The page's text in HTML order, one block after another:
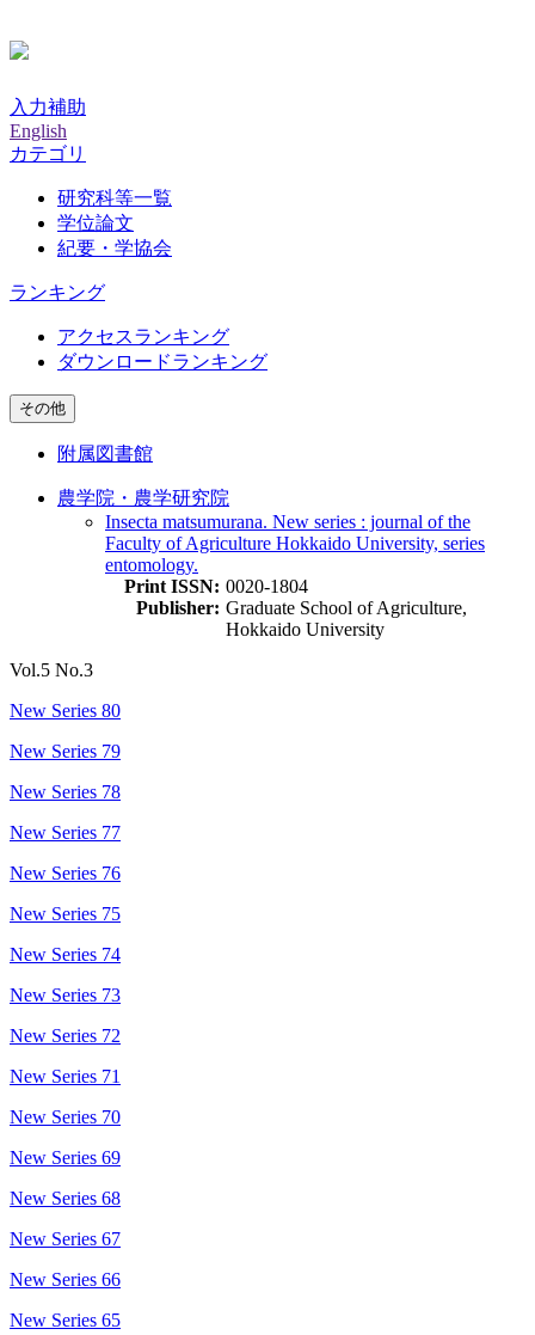
入力補助
English
カテゴリ
研究科等一覧
学位論文
紀要・学協会
ランキング
アクセスランキング
ダウンロードランキング
その他
附属図書館
農学院・農学研究院
Insecta matsumurana. New series : journal of the
Faculty of Agriculture Hokkaido University, series
entomology.
Print ISSN: 0020-1804
Publisher: Graduate School of Agriculture,
Hokkaido University
Vol.5 No.3
New Series 80
New Series 79
New Series 78
New Series 77
New Series 76
New Series 75
New Series 74
New Series 73
New Series 72
New Series 71
New Series 70
New Series 69
New Series 68
New Series 67
New Series 66
New Series 65